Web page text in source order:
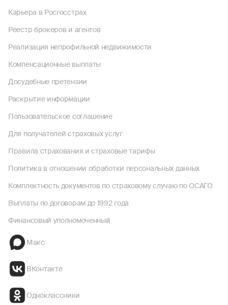
Карьера в Росгосстрах
Реестр брокеров и агентов
Реализация непрофильной недвижимости
Компенсационные выплаты
Досудебные претензии
Раскрытие информации
Пользовательское соглашение
Для получателей страховых услуг
Правила страхования и страховые тарифы
Политика в отношении обработки персональных данных
Комплектность документов по страховому случаю по ОСАГО
Выплаты по договорам до 1992 года
Финансовый уполномоченный
Макс
ВКонтакте
Одноклассники